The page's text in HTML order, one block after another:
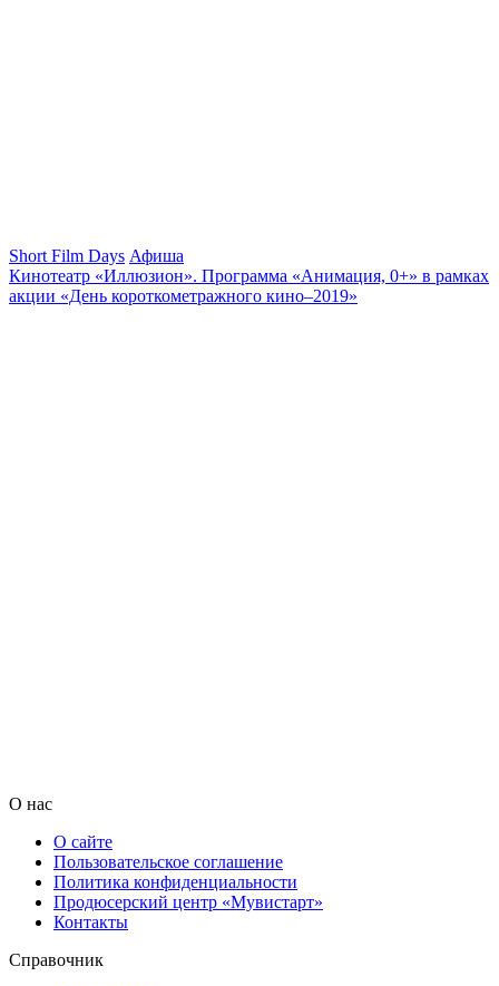
Short Film Days Афиша
Кинотеатр «Иллюзион». Программа «Анимация, 0+» в рамках
акции «День короткометражного кино–2019»
О нас
О сайте
Пользовательское соглашение
Политика конфиденциальности
Продюсерский центр «Мувистарт»
Контакты
Справочник